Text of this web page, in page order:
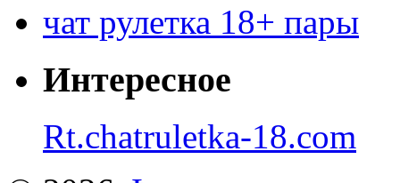
чат рулетка 18+ пары
Интересное
Rt.chatruletka-18.com